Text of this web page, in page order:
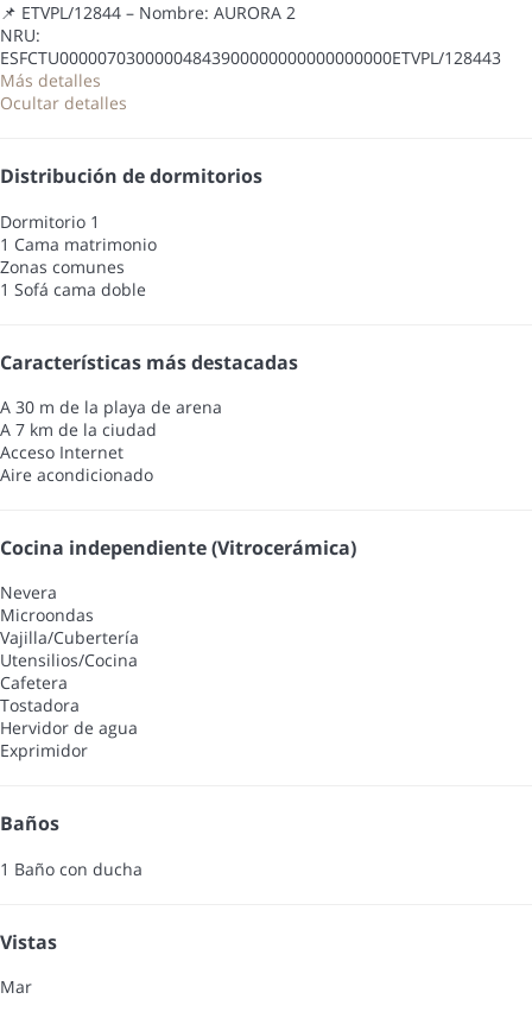
📌 ETVPL/12844 – Nombre: AURORA 2
NRU:
ESFCTU00000703000004843900000000000000000ETVPL/128443
Más detalles
Ocultar detalles
Distribución de dormitorios
Dormitorio 1
1 Cama matrimonio
Zonas comunes
1 Sofá cama doble
Características más destacadas
A 30 m de la playa de arena
A 7 km de la ciudad
Acceso Internet
Aire acondicionado
Cocina independiente (Vitrocerámica)
Nevera
Microondas
Vajilla/Cubertería
Utensilios/Cocina
Cafetera
Tostadora
Hervidor de agua
Exprimidor
Baños
1 Baño con ducha
Vistas
Mar